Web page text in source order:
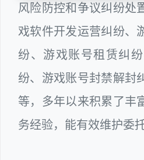
风险防控和争议纠纷处
戏软件开发运营纠纷、
纷、游戏账号租赁纠
纷、游戏账号封禁解封
等，多年以来积累了丰
务经验，能有效维护委